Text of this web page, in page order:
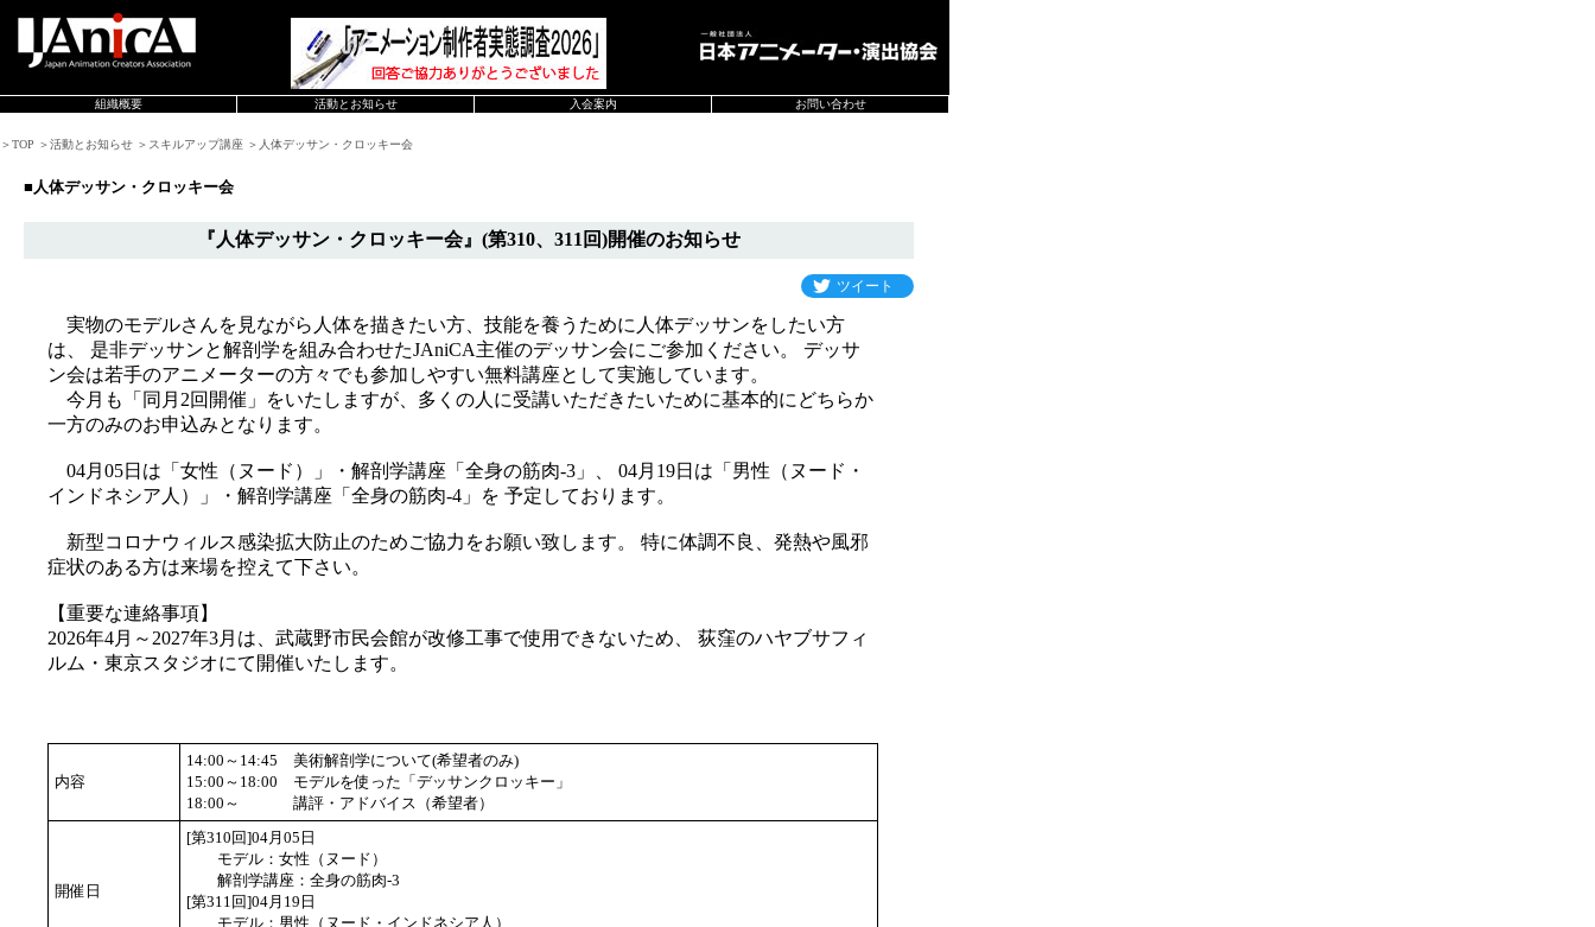
組織概要 活動とお知らせ 入会案内 お問い合わせ
＞TOP ＞活動とお知らせ ＞スキルアップ講座 ＞人体デッサン・クロッキー会
■人体デッサン・クロッキー会
『人体デッサン・クロッキー会』(第310、311回)開催のお知らせ
ツイート
実物のモデルさんを見ながら人体を描きたい方、技能を養うために人体デッサンをしたい方
は、 是非デッサンと解剖学を組み合わせたJAniCA主催のデッサン会にご参加ください。 デッサ
ン会は若手のアニメーターの方々でも参加しやすい無料講座として実施しています。
今月も「同月2回開催」をいたしますが、多くの人に受講いただきたいために基本的にどちらか
一方のみのお申込みとなります。
04月05日は「女性（ヌード）」・解剖学講座「全身の筋肉-3」、 04月19日は「男性（ヌード・
インドネシア人）」・解剖学講座「全身の筋肉-4」を 予定しております。
新型コロナウィルス感染拡大防止のためご協力をお願い致します。 特に体調不良、発熱や風邪
症状のある方は来場を控えて下さい。
【重要な連絡事項】
2026年4月～2027年3月は、武蔵野市民会館が改修工事で使用できないため、 荻窪のハヤブサフィ
ルム・東京スタジオにて開催いたします。
内容
14:00～14:45
15:00～18:00
18:00～
美術解剖学について(希望者のみ)
モデルを使った「デッサンクロッキー」
講評・アドバイス（希望者）
開催日
[第310回]04月05日
モデル：女性（ヌード）
解剖学講座：全身の筋肉-3
[第311回]04月19日
モデル：男性（ヌード・インドネシア人）